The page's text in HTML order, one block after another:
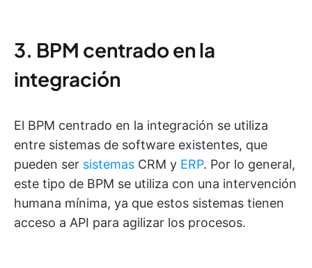
3. BPM centrado en la
integración
El BPM centrado en la integración se utiliza
entre sistemas de software existentes, que
pueden ser sistemas CRM y ERP. Por lo general,
este tipo de BPM se utiliza con una intervención
humana mínima, ya que estos sistemas tienen
acceso a API para agilizar los procesos.